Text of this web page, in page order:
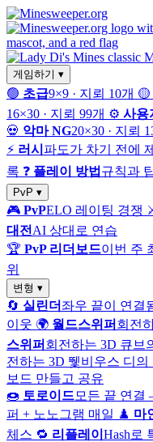
게임하기 ▾
🟢 초급9×9 · 지뢰 10개 🟡
16×30 · 지뢰 99개 ⚙️ 사용
💀 악마 NG20×30 · 지뢰
⚡ 러시 파도가 차기 전에
록 ❓ 플레이 방법 규칙과
PvP ▾
🎮 PvPELO 레이팅 경쟁
대전 AI 상대로 연습
🏆 PvP 리더보드이번 주
위
변형 ▾
🔄 실린더좌우 끝이 연결
이웃 🌍 월드스위퍼 회전
스위퍼 회전하는 3D 큐브
전하는 3D 뛫비우스 디의
보드 만들고 공유
🍩 토로이드모든 끝 연
퍼 + 노노그램 매일 ♟️ 마
체스 🔁 리플레이 Hash로